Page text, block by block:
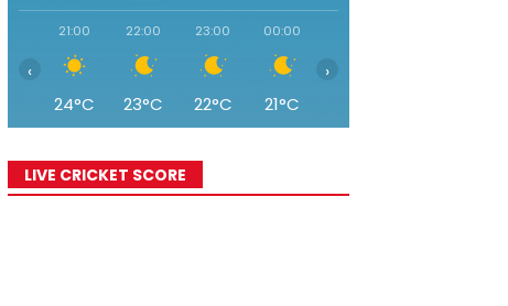
21:00
24°C
22:00
23°C
23:00
22°C
00:00
21°C
‹ ›
LIVE CRICKET SCORE